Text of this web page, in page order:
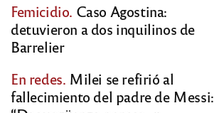
Femicidio. Caso Agostina:
detuvieron a dos inquilinos de
Barrelier
En redes. Milei se refirió al
fallecimiento del padre de Messi: